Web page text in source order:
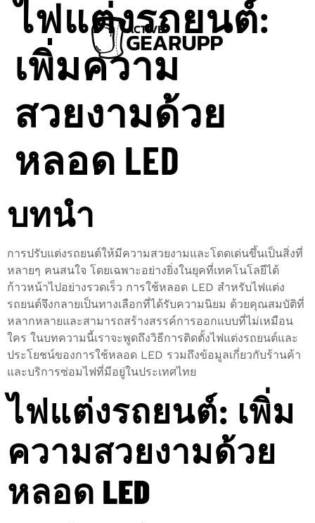
ไฟแต่งรถยนต์:
เพิ่มความ
สวยงามด้วย
หลอด LED
บทนำ
การปรับแต่งรถยนต์ให้มีความสวยงามและโดดเด่นขึ้นเป็นสิ่งที่
หลายๆ คนสนใจ โดยเฉพาะอย่างยิ่งในยุคที่เทคโนโลยีได้
ก้าวหน้าไปอย่างรวดเร็ว การใช้หลอด LED สำหรับไฟแต่ง
รถยนต์จึงกลายเป็นทางเลือกที่ได้รับความนิยม ด้วยคุณสมบัติที่
หลากหลายและสามารถสร้างสรรค์การออกแบบที่ไม่เหมือน
ใคร ในบทความนี้เราจะพูดถึงวิธีการติดตั้งไฟแต่งรถยนต์และ
ประโยชน์ของการใช้หลอด LED รวมถึงข้อมูลเกี่ยวกับร้านค้า
และบริการซ่อมไฟที่มีอยู่ในประเทศไทย
ไฟแต่งรถยนต์: เพิ่ม
ความสวยงามด้วย
หลอด LED